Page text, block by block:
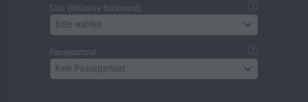
Glas (inklusive Rückwand)
Bitte wählen
Passepartout
Kein Passepartout